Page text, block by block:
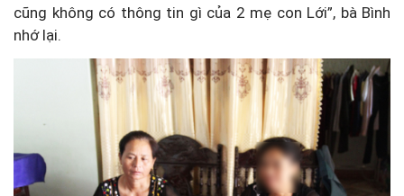
cũng không có thông tin gì của 2 mẹ con Lới”, bà Bình
nhớ lại.